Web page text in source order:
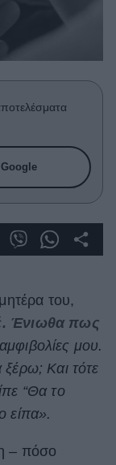
του,
Ένιωθα πως
μου.
Και τότε
“Θα το
είπα».
– πόσο